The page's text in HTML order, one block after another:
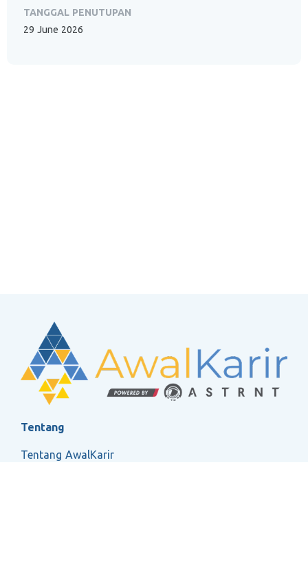
TANGGAL PENUTUPAN
29 June 2026
Tentang
Tentang AwalKarir